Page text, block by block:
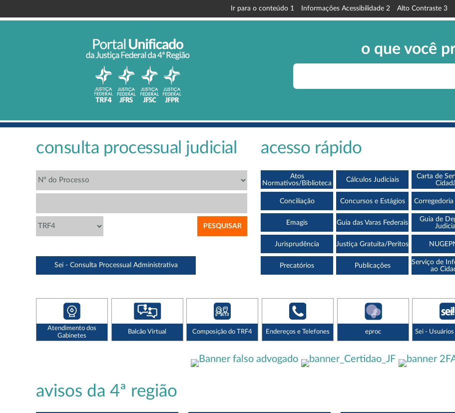
Ir para o conteúdo 1 Informações Acessibilidade 2 Alto Contraste 3
o que você
consulta processual judicial
Sei - Consulta Processual Administrativa
acesso rápido
Atos
Normativos/Biblioteca
Cálculos Judiciais
Carta de
Conciliação Concursos e Estágios Corregedoria
Emagis Guia das Varas Federais
Guia de
Jurisprudência Justiça Gratuita/Peritos
Precatórios Publicações
Serviço de
ao
Atendimento dos
Gabinetes
Balcão Virtual Composição do TRF4 Endereços e Telefones eproc Sei -
avisos da 4ª região